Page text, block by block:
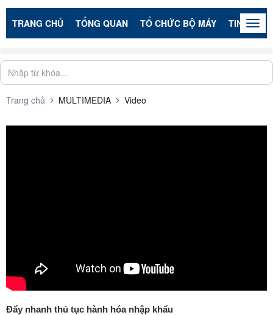
TRANG CHỦ TỔNG QUAN TỔ CHỨC BỘ MÁY TIN TỨC -
Trang chủ MULTIMEDIA Video
Đẩy nhanh thủ tục hành hóa nhập khẩu